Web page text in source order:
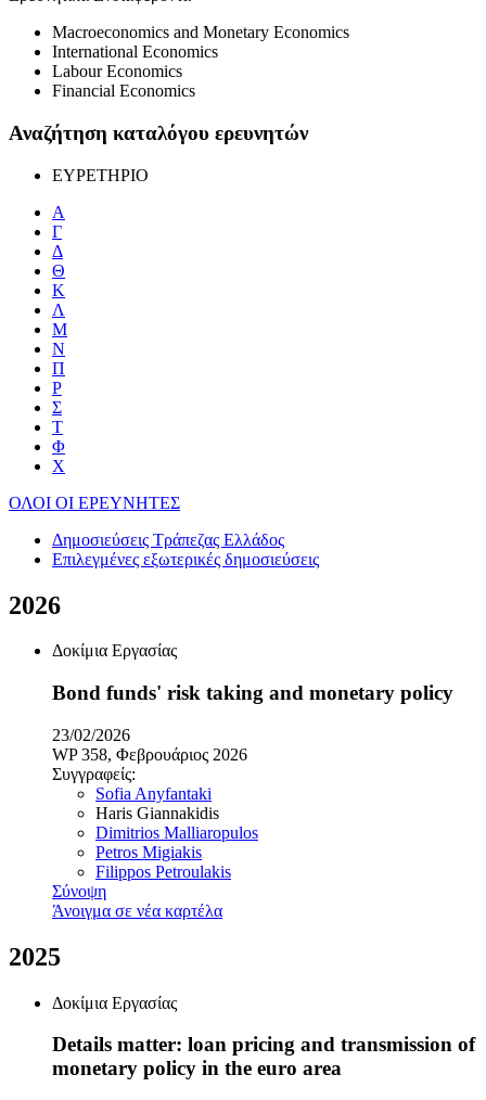
Macroeconomics and Monetary Economics
International Economics
Labour Economics
Financial Economics
Αναζήτηση καταλόγου ερευνητών
ΕΥΡΕΤΗΡΙΟ
Α
Γ
Δ
Θ
Κ
Λ
Μ
Ν
Π
Ρ
Σ
Τ
Φ
Χ
ΟΛΟΙ ΟΙ ΕΡΕΥΝΗΤΕΣ
Δημοσιεύσεις Τράπεζας Ελλάδος
Επιλεγμένες εξωτερικές δημοσιεύσεις
2026
Δοκίμια Εργασίας
Bond funds' risk taking and monetary policy
23/02/2026
WP 358, Φεβρουάριος 2026
Συγγραφείς:
Sofia Anyfantaki
Haris Giannakidis
Dimitrios Malliaropulos
Petros Migiakis
Filippos Petroulakis
Σύνοψη
Άνοιγμα σε νέα καρτέλα
2025
Δοκίμια Εργασίας
Details matter: loan pricing and transmission of
monetary policy in the euro area